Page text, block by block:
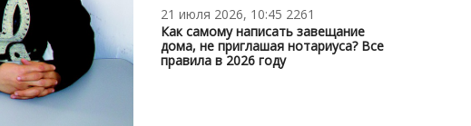
21 июля 2026, 10:45 2261
Как самому написать завещание
дома, не приглашая нотариуса? Все
правила в 2026 году